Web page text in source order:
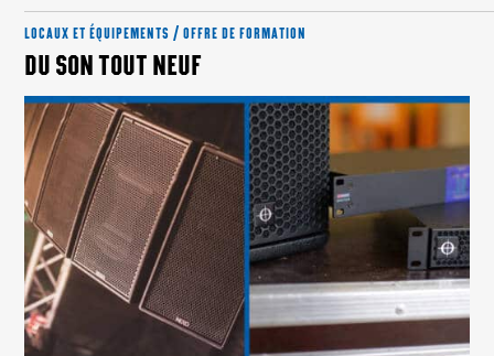
LOCAUX ET ÉQUIPEMENTS / OFFRE DE FORMATION
DU SON TOUT NEUF